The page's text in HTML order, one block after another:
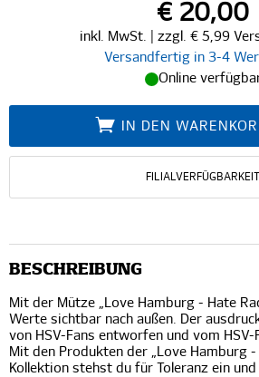
€ 20,00
inkl. MwSt. | zzgl. € 5,99
Versandfertig in 3-4
Online
IN DEN
FILIALVERFÜGBARKEIT
BESCHREIBUNG
Mit der Mütze „Love Hamburg - Hate
Werte sichtbar nach außen. Der
von HSV-Fans entworfen und vom
Mit den Produkten der „Love Hamburg -
Kollektion stehst du für Toleranz ein